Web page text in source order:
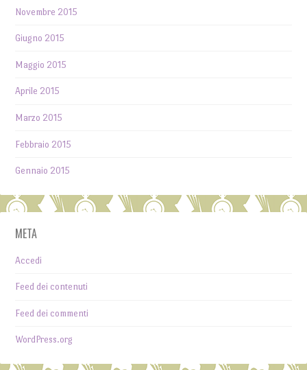
Novembre 2015
Giugno 2015
Maggio 2015
Aprile 2015
Marzo 2015
Febbraio 2015
Gennaio 2015
META
Accedi
Feed dei contenuti
Feed dei commenti
WordPress.org